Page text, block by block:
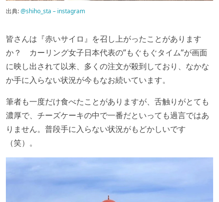
出典:@shiho_sta – instagram
皆さんは『赤いサイロ』を召し上がったことがあります
か？ カーリング女子日本代表の”もぐもぐタイム”が画面
に映し出されて以来、多くの注文が殺到しており、なかな
か手に入らない状況が今もなお続いています。
筆者も一度だけ食べたことがありますが、舌触りがとても
濃厚で、チーズケーキの中で一番だといっても過言ではあ
りません。普段手に入らない状況がもどかしいです
（笑）。